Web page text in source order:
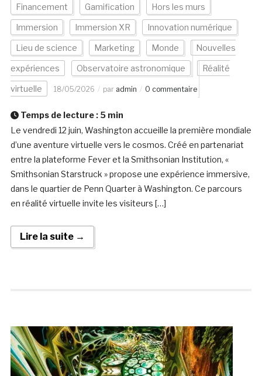
Financement Gamification Hors les murs
Immersion Immersion XR Innovation numérique
Lieu de science Marketing Monde Nouvelles
expériences Observatoire astronomique Réalité
virtuelle 18/05/2026 par admin 0 commentaire
Temps de lecture : 5 min
Le vendredi 12 juin, Washington accueille la première mondiale
d’une aventure virtuelle vers le cosmos. Créé en partenariat
entre la plateforme Fever et la Smithsonian Institution, «
Smithsonian Starstruck » propose une expérience immersive,
dans le quartier de Penn Quarter à Washington. Ce parcours
en réalité virtuelle invite les visiteurs […]
Lire la suite →